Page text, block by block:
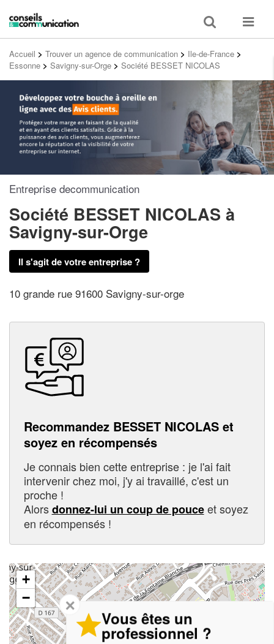
Toggle
search
Toggle
Accueil > Trouver un agence de communication > Ile-de-France >
Essonne > Savigny-sur-Orge > Société BESSET NICOLAS
Entreprise decommunication
Société BESSET NICOLAS à
Savigny-sur-Orge
Il s'agit de votre entreprise ?
10 grande rue 91600 Savigny-sur-orge
Recommandez BESSET NICOLAS et
soyez en récompensés
Je connais bien cette entreprise : je l'ai fait
intervenir chez moi, j'y ai travaillé, c'est un
proche !
Alorsdonnez-lui un coup de pouceet soyez
en récompensés !
+
−
✕
Vous êtes un
professionnel ?